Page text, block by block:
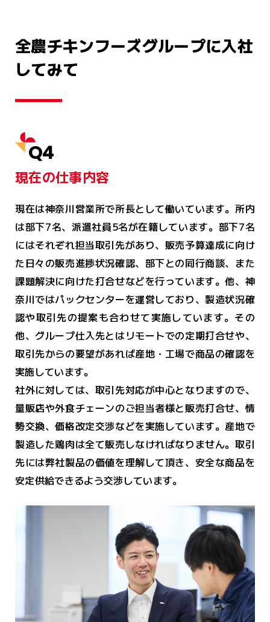
全農チキンフーズグループに入社
してみて
Q4
現在の仕事内容
現在は神奈川営業所で所長として働いています。所内
は部下7名、派遣社員5名が在籍しています。部下7名
にはそれぞれ担当取引先があり、販売予算達成に向け
た日々の販売進捗状況確認、部下との同行商談、また
課題解決に向けた打合せなどを行っています。他、神
奈川ではパックセンターを運営しており、製造状況確
認や取引先の提案も合わせて実施しています。その
他、グループ仕入先とはリモートでの定期打合せや、
取引先からの要望があれば産地・工場で商品の確認を
実施しています。
社外に対しては、取引先対応が中心となりますので、
量販店や外食チェーンのご担当者様と販売打合せ、情
勢交換、価格改定交渉などを実施しています。産地で
製造した鶏肉は全て販売しなければなりません。取引
先には弊社製品の価値を理解して頂き、安全な商品を
安定供給できるよう交渉しています。